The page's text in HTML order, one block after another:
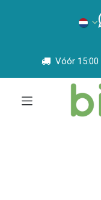
Vóór 15:00